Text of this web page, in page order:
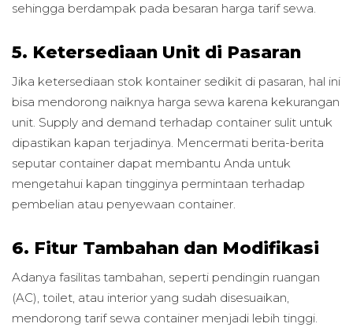
sehingga berdampak pada besaran harga tarif sewa.
5. Ketersediaan Unit di Pasaran
Jika ketersediaan stok kontainer sedikit di pasaran, hal ini
bisa mendorong naiknya harga sewa karena kekurangan
unit. Supply and demand terhadap container sulit untuk
dipastikan kapan terjadinya. Mencermati berita-berita
seputar container dapat membantu Anda untuk
mengetahui kapan tingginya permintaan terhadap
pembelian atau penyewaan container.
6. Fitur Tambahan dan Modifikasi
Adanya fasilitas tambahan, seperti pendingin ruangan
(AC), toilet, atau interior yang sudah disesuaikan,
mendorong tarif sewa container menjadi lebih tinggi.